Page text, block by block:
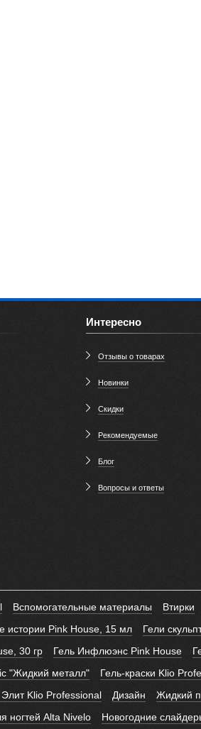
Интересно
Отзывы о товарах
Новинки
Скидки
Рекомендуемые
Блог
Вопросы и ответы
Вспомогательные материалы Втирки
истории Pink House, 15 мл Гели
30 гр Гель Инфлюэнс Pink House
"Жидкий металл" Гель-краски Klio
Klio Professional Дизайн Жидкий
ногтей Alta Nivelo Новогодние